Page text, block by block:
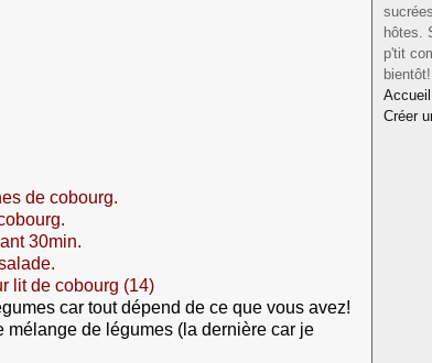
de cobourg.
30min.
car tout dépend de ce que vous avez!
mélange de légumes (la dernière car je
hôtes.
p'tit
Créer